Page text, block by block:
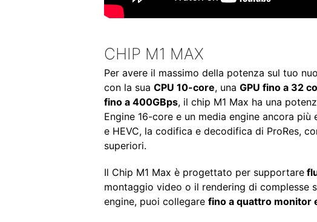
CHIP M1 MAX
Per avere il massimo della potenza sul tuo
con la sua CPU 10-core, una GPU fino a 32
fino a 400GBps, il chip M1 Max ha una
Engine 16-core e un media engine ancora
e HEVC, la codifica e decodifica di ProRes,
superiori.
Il Chip M1 Max è progettato per supportare
montaggio video o il rendering di complesse
engine, puoi collegare fino a quattro monitor